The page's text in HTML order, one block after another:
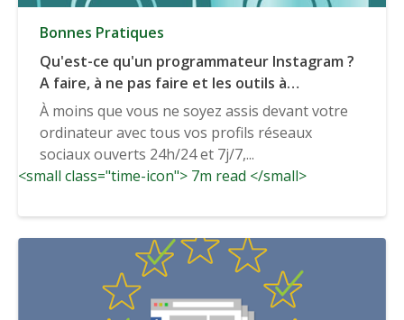
Bonnes Pratiques
Qu'est-ce qu'un programmateur Instagram ?
A faire, à ne pas faire et les outils à
considérer
À moins que vous ne soyez assis devant votre
ordinateur avec tous vos profils réseaux
sociaux ouverts 24h/24 et 7j/7,...
<small class="time-icon"> 7m read </small>